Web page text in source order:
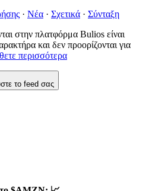
· Νέα · Σχετικά · Σύνταξη
στην πλατφόρμα Bulios είναι
και δεν προορίζονται για
περισσότερα
το feed σας